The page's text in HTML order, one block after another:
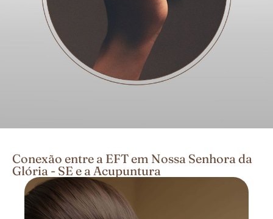
Conexão entre a EFT em Nossa Senhora da
Glória - SE e a Acupuntura